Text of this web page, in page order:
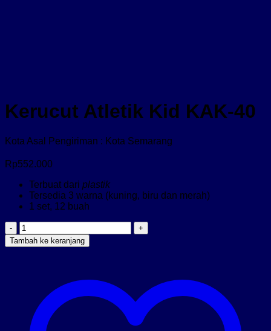
Kerucut Atletik Kid KAK-40
Kota Asal Pengiriman : Kota Semarang
Rp552.000
Terbuat dari plastik
Tersedia 3 warna (kuning, biru dan merah)
1 set, 12 buah
Kuantitas
Kerucut
Atletik
Tambah ke keranjang